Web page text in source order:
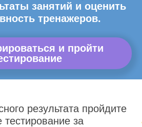
занятий и оценить
тренажеров.
и пройти
результата пройдите
за